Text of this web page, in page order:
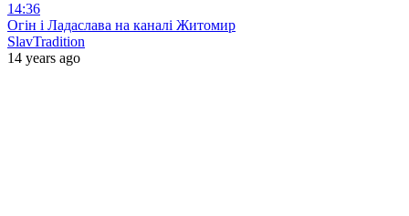
14:36
Огін і Ладаслава на каналі Житомир
SlavTradition
14 years ago